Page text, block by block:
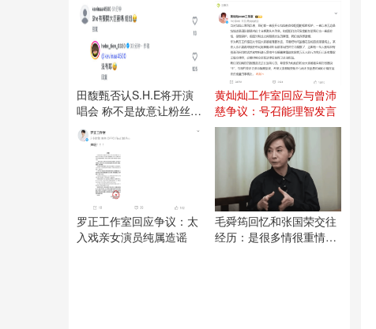
田馥甄否认S.H.E将开演
唱会 称不是故意让粉丝失
望
黄灿灿工作室回应与曾沛
慈争议：号召能理智发言
罗正工作室回应争议：太
入戏亲女演员纯属造谣
毛舜筠回忆和张国荣交往
经历：是很多情很重情的